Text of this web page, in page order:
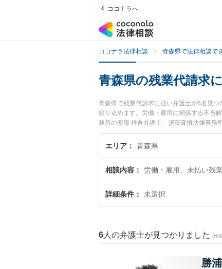
ココナラへ
ココナラ法律相談 青森県で法律相談で
青森県の残業代請求
青森県で残業代請求に強い弁護士が6名見
絞り込めます。労働・雇用に関係する不当
務所の安藤 祥吾弁護士、須藤真悟法律事務
トラブルを今すぐに弁護士に相談したい』
に相談予約したい』などでお困りの相談者
エリア 青森県
相談内容 労働・雇用、未払い残
詳細条件 未選択
6 人の弁護士が見つかりました (検
勝